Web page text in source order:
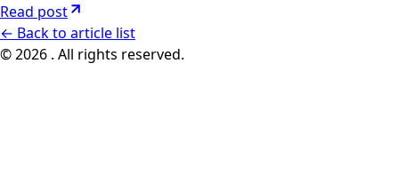
Read post
← Back to article list
© 2026 . All rights reserved.